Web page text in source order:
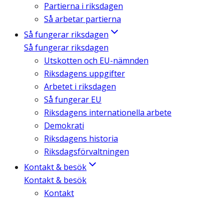
Partierna i riksdagen
Så arbetar partierna
Så fungerar riksdagen
Så fungerar riksdagen
Utskotten och EU-nämnden
Riksdagens uppgifter
Arbetet i riksdagen
Så fungerar EU
Riksdagens internationella arbete
Demokrati
Riksdagens historia
Riksdagsförvaltningen
Kontakt & besök
Kontakt & besök
Kontakt